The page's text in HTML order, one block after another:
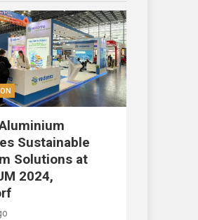
Sustainable
Solutions at
2024,